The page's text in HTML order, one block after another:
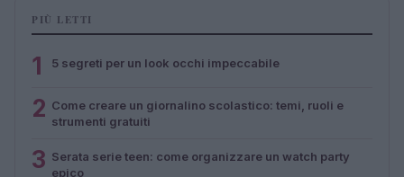
PIÙ LETTI
1 5 segreti per un look occhi impeccabile
2 Come creare un giornalino scolastico: temi, ruoli e
strumenti gratuiti
3 Serata serie teen: come organizzare un watch party
epico